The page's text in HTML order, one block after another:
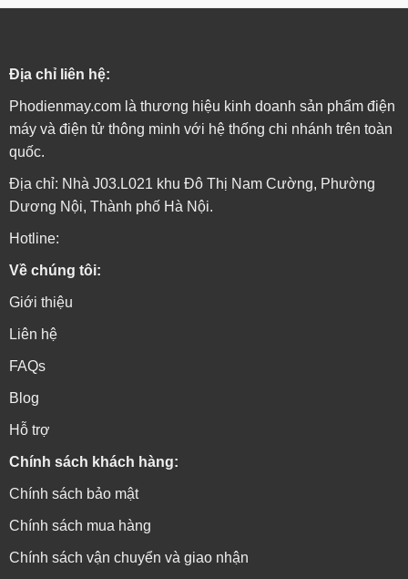
Địa chỉ liên hệ:
Phodienmay.com là thương hiệu kinh doanh sản phẩm điện
máy và điện tử thông minh với hệ thống chi nhánh trên toàn
quốc.
Địa chỉ: Nhà J03.L021 khu Đô Thị Nam Cường, Phường
Dương Nội, Thành phố Hà Nội.
Hotline:
Về chúng tôi:
Giới thiệu
Liên hệ
FAQs
Blog
Hỗ trợ
Chính sách khách hàng:
Chính sách bảo mật
Chính sách mua hàng
Chính sách vận chuyển và giao nhận